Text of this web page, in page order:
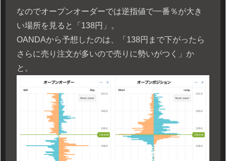
なのでオープンオーダーでは逆指値で一番％が大き
い場所を見ると「138円」。
OANDAから予想したのは、「138円まで下がったら
さらに売り注文が多いので売りに勢いがつく」か
と。